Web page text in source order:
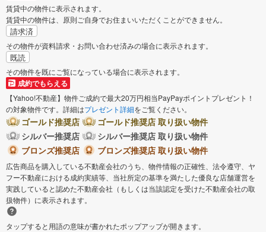
賃貸中の物件に表示されます。
賃貸中の物件は、原則ご自身でお住まいいただくことができません。
請求済
その物件が資料請求・お問い合わせ済みの場合に表示されます。
既読
その物件を既にご覧になっている場合に表示されます。
成約でもらえる
【Yahoo!不動産】物件ご成約で最大20万円相当PayPayポイントプレゼント！
の対象物件です。詳細はプレゼント詳細をご覧ください。
ゴールド推奨店
ゴールド推奨店 取り扱い物件
シルバー推奨店
シルバー推奨店 取り扱い物件
ブロンズ推奨店
ブロンズ推奨店 取り扱い物件
広告商品を購入している不動産会社のうち、物件情報の正確性、法令遵守、ヤ
フー不動産における成約実績等、当社所定の基準を満たした優良な店舗運営を
実践していると認めた不動産会社（もしくは当該認定を受けた不動産会社の取
扱物件）に表示されます。
タップすると用語の意味が書かれたポップアップが開きます。